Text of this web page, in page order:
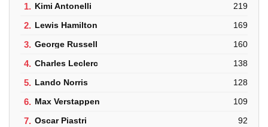
1. Kimi Antonelli 219
2. Lewis Hamilton 169
3. George Russell 160
4. Charles Leclerc 138
5. Lando Norris 128
6. Max Verstappen 109
7. Oscar Piastri 92